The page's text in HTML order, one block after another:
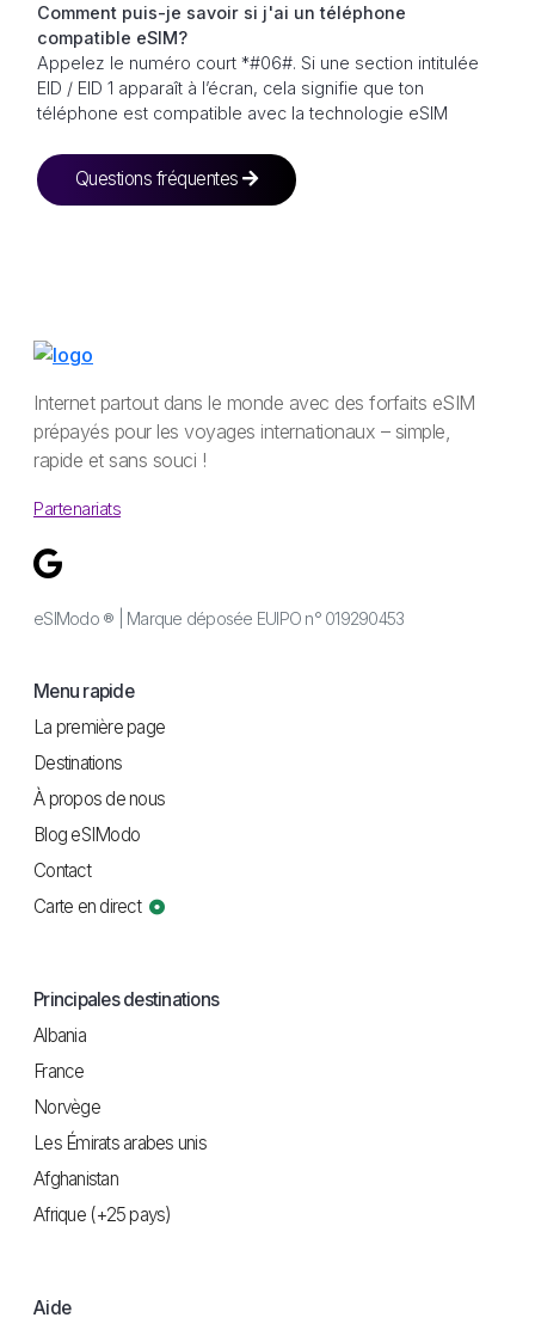
Comment puis-je savoir si j'ai un téléphone
compatible eSIM?
Appelez le numéro court *#06#. Si une section intitulée
EID / EID 1 apparaît à l’écran, cela signifie que ton
téléphone est compatible avec la technologie eSIM
Questions fréquentes
Internet partout dans le monde avec des forfaits eSIM
prépayés pour les voyages internationaux – simple,
rapide et sans souci !
Partenariats
eSIModo ® | Marque déposée EUIPO n° 019290453
Menu rapide
La première page
Destinations
À propos de nous
Blog eSIModo
Contact
Carte en direct
Principales destinations
Albania
France
Norvège
Les Émirats arabes unis
Afghanistan
Afrique (+25 pays)
Aide